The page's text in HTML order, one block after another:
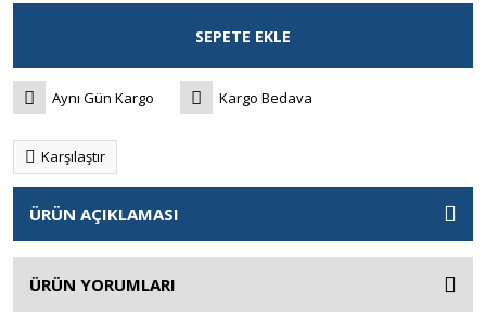
SEPETE EKLE
Aynı Gün Kargo Kargo Bedava
Karşılaştır
ÜRÜN AÇIKLAMASI
ÜRÜN YORUMLARI